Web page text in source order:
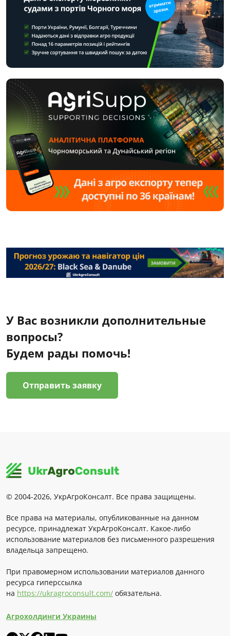
У Вас возникли дополнительные
вопросы?
Будем рады помочь!
Отправить заявку
© 2004-2026, УкрАгроКонсалт. Все права защищены.
Все права на материалы, опубликованные на данном
ресурсе, принадлежат УкрАгроКонсалт. Какое-либо
использование материалов без письменного разрешения
владельца запрещено.
При правомерном использовании материалов данного
ресурса гиперссылка
на https://ukragroconsult.com/ обязательна.
Агрохолдинги Украины